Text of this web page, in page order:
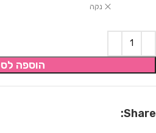
נקה
הוספה
Share: